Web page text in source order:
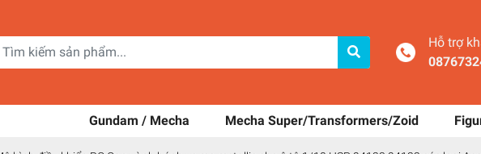
Hỗ trợ
Gundam / Mecha Mecha Super/Transformers/Zoid